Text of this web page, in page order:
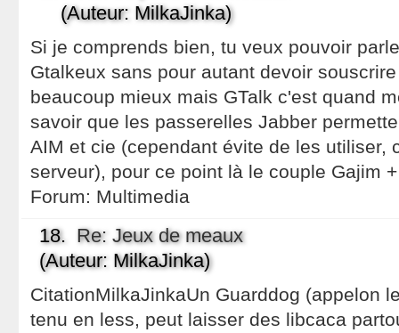
(Auteur: MilkaJinka)
Si je comprends bien, tu veux pouvoir
Gtalkeux sans pour autant devoir
beaucoup mieux mais GTalk c'est quand
savoir que les passerelles Jabber
AIM et cie (cependant évite de les utiliser,
serveur), pour ce point là le couple Gajim
Forum: Multimedia
18. Re: Jeux de meaux
(Auteur: MilkaJinka)
CitationMilkaJinkaUn Guarddog (appelon
tenu en less, peut laisser des libcaca